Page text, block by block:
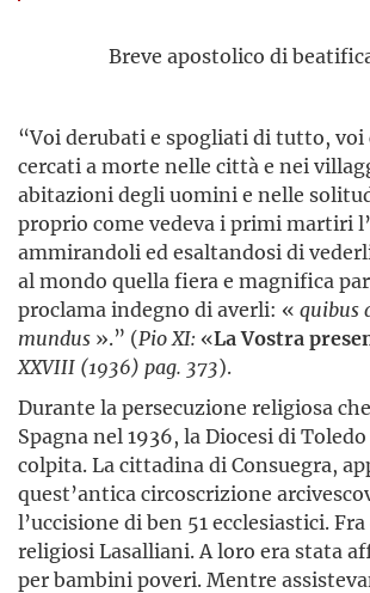
Breve apostolico di
“Voi derubati e spogliati di tutto, voi
cercati a morte nelle città e nei
abitazioni degli uomini e nelle
proprio come vedeva i primi martiri
ammirandoli ed esaltandosi di
al mondo quella fiera e magnifica
proclama indegno di averli: « quibus
mundus ».” (Pio XI: «La Vostra
XXVIII (1936) pag. 373).
Durante la persecuzione religiosa
Spagna nel 1936, la Diocesi di
colpita. La cittadina di Consuegra,
quest’antica circoscrizione
l’uccisione di ben 51 ecclesiastici.
religiosi Lasalliani. A loro era stata
per bambini poveri. Mentre